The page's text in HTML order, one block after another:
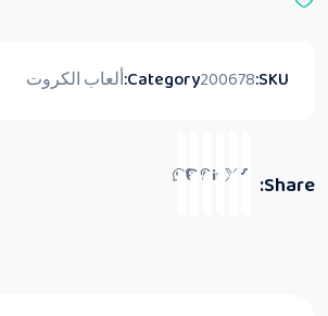
SKU:
200678
Category:ألعاب الكروت
Share: